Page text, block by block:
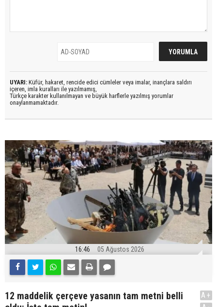
UYARI: Küfür, hakaret, rencide edici cümleler veya imalar, inançlara saldırı
içeren, imla kuralları ile yazılmamış,
Türkçe karakter kullanılmayan ve büyük harflerle yazılmış yorumlar
onaylanmamaktadır.
16:46 05 Ağustos 2026
12 maddelik çerçeve yasanın tam metni belli
A+